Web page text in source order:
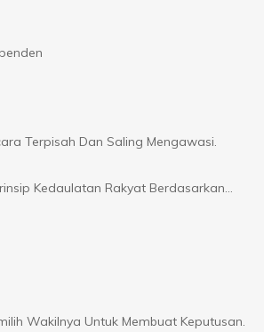
Terpisah Dan Saling Mengawasi.
Kedaulatan Rakyat Berdasarkan…
Wakilnya Untuk Membuat Keputusan.